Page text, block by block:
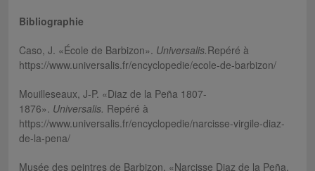
Bibliographie
Caso, J. «École de Barbizon». Universalis.Repéré à
https://www.universalis.fr/encyclopedie/ecole-de-barbizon/
Mouilleseaux, J-P. «Diaz de la Peña 1807-
1876». Universalis. Repéré à
https://www.universalis.fr/encyclopedie/narcisse-virgile-diaz-
de-la-pena/
Musée des peintres de Barbizon. «Narcisse Diaz de la Peña,